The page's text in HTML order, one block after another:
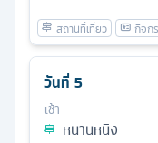
วันที่ 5
เช้า
หนานหนิง